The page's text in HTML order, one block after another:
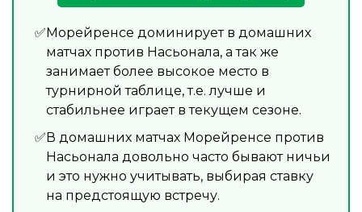
Морейренсе доминирует в домашних
матчах против Насьонала, а так же
занимает более высокое место в
турнирной таблице, т.е. лучше и
стабильнее играет в текущем сезоне.
В домашних матчах Морейренсе против
Насьонала довольно часто бывают ничьи
и это нужно учитывать, выбирая ставку
на предстоящую встречу.